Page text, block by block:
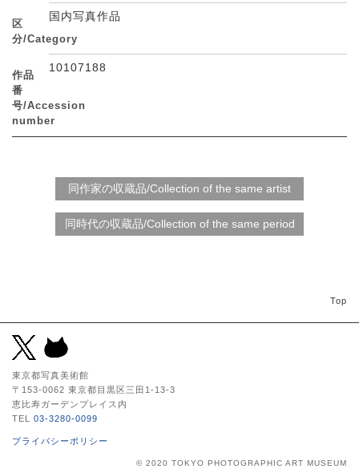
区
分/Category
国内写真作品
作品
番
号/Accession
number
10107188
Top
東京都写真美術館
〒153-0062 東京都目黒区三田1-13-3
恵比寿ガーデンプレイス内
TEL 03-3280-0099
プライバシーポリシー
© 2020 TOKYO PHOTOGRAPHIC ART MUSEUM